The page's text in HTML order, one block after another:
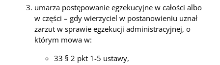
umarza postępowanie egzekucyjne w całości albo
w części – gdy wierzyciel w postanowieniu uznał
zarzut w sprawie egzekucji administracyjnej, o
którym mowa w:
33 § 2 pkt 1-5 ustawy,